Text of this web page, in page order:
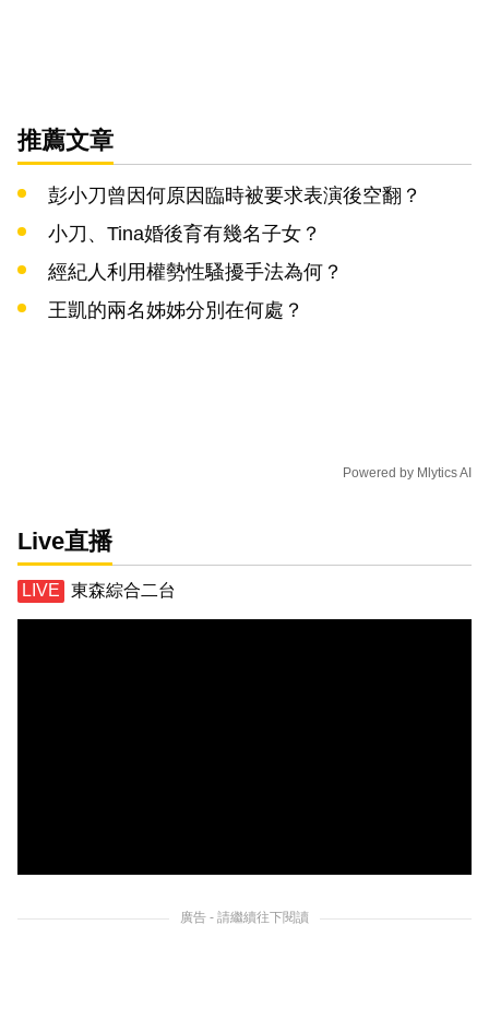
推薦文章
彭小刀曾因何原因臨時被要求表演後空翻？
小刀、Tina婚後育有幾名子女？
經紀人利用權勢性騷擾手法為何？
王凱的兩名姊姊分別在何處？
Powered by Mlytics AI
Live直播
東森綜合二台
廣告 - 請繼續往下閱讀